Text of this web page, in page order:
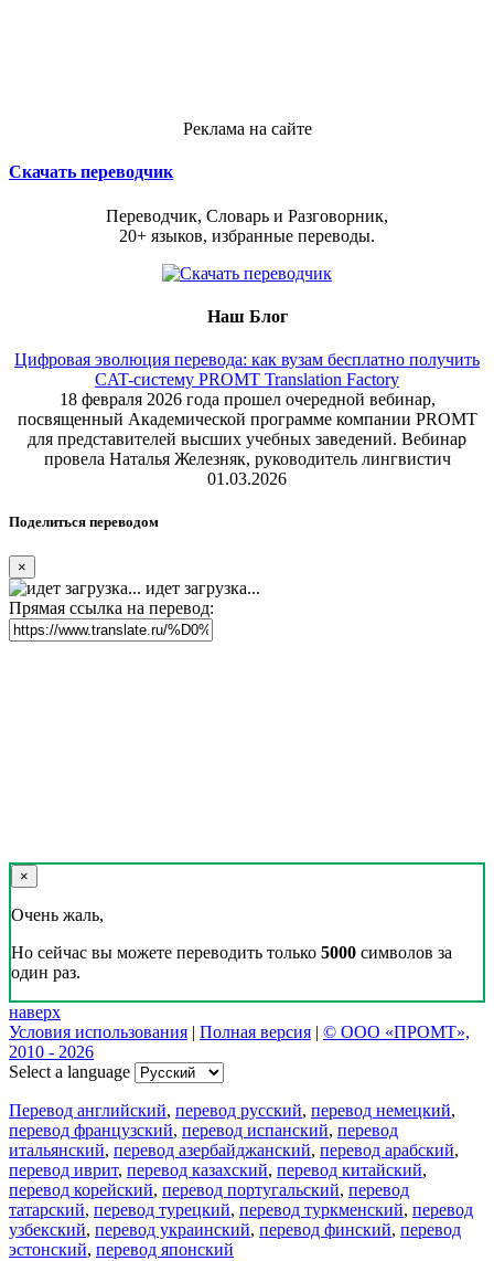
Реклама на сайте
Скачать переводчик
Переводчик, Словарь и Разговорник,
20+ языков, избранные переводы.
Наш Блог
Цифровая эволюция перевода: как вузам бесплатно получить
CAT-систему PROMT Translation Factory
18 февраля 2026 года прошел очередной вебинар,
посвященный Академической программе компании PROMT
для представителей высших учебных заведений. Вебинар
провела Наталья Железняк, руководитель лингвистич
01.03.2026
Поделиться переводом
×
идет загрузка...
Прямая ссылка на перевод:
×
Очень жаль,
Но сейчас вы можете переводить только 5000 символов за
один раз.
наверх
Условия использования
Полная версия
© ООО «ПРОМТ»,
2010 - 2026
Select a language
Перевод английский, перевод русский, перевод немецкий,
перевод французский, перевод испанский, перевод
итальянский, перевод азербайджанский, перевод арабский,
перевод иврит, перевод казахский, перевод китайский,
перевод корейский, перевод португальский, перевод
татарский, перевод турецкий, перевод туркменский, перевод
узбекский, перевод украинский, перевод финский, перевод
эстонский, перевод японский